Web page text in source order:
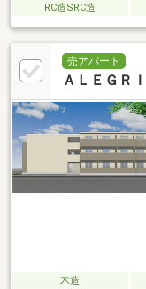
RC造SRC造
売アパート
ＡＬＥＧＲ
木造